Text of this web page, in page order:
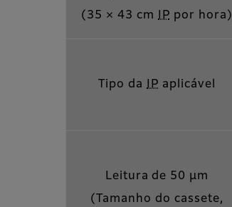
(35 × 43 cm
IP por hora)
Tipo da IP aplicável
Leitura de 50 µm
(Tamanho do cassete,